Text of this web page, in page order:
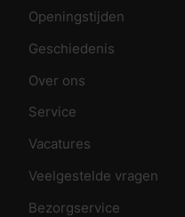
Openingstijden
Geschiedenis
Over ons
Service
Vacatures
Veelgestelde vragen
Bezorgservice